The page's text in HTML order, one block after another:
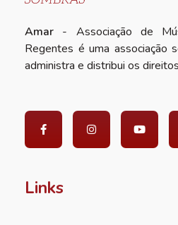
Amar - Associação de
Regentes é uma associação
administra e distribui os
Links